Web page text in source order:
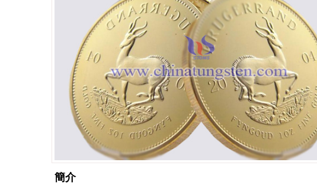
簡介